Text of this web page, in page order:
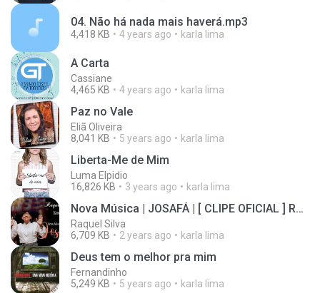
04. Não há nada mais haverá.mp3
4,418 KB 4 years ago karla lima
A Carta
Cassiane
4,465 KB
4 years ago karla lima
Paz no Vale
Eliã Oliveira
8,041 KB
5 years ago karla lima
Liberta-Me de Mim
Luma Elpidio
16,826 KB
3 years ago karla lima
Nova Música | JOSAFÁ | [ CLIPE OFICIAL ] Raquel Silva e Débora Torres
Raquel Silva
6,709 KB
2 years ago karla lima
Deus tem o melhor pra mim
Fernandinho
5,249 KB
5 years ago karla lima